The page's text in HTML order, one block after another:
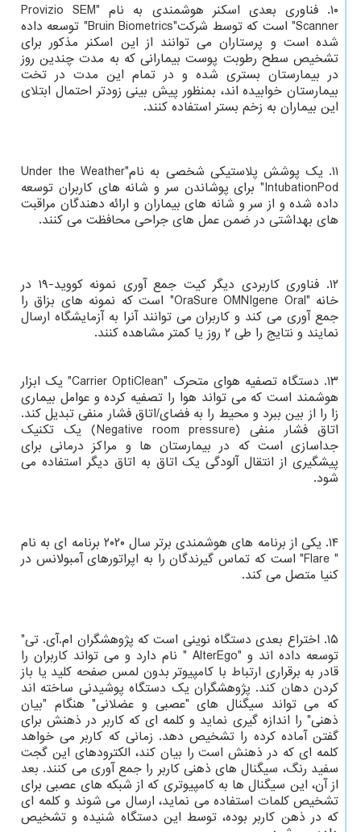
۱۰. فناوری بعدی اسکنر هوشمندی به نام "Provizio SEM
Scanner" است که توسط شرکت"Bruin Biometrics" توسعه داده
شده است و پرستاران می توانند از این اسکنر مذکور برای
تشخیص سطح رطوبت پوست بیمارانی که به مدت چندین روز
در بیمارستان بستری شده و در تمام این مدت در تخت
بیمارستان خوابیده اند، بمنظور پیش بینی زودتر احتمال ابتلای
این بیماران به زخم بستر استفاده کنند.
۱۱. یک پوشش پلاستیکی شخصی به نام"Under the Weather
IntubationPod" برای پوشاندن سر و شانه های کاربران توسعه
داده شده و از سر و شانه های بیماران و ارائه دهندگان مراقبت
های بهداشتی در ضمن عمل های جراحی محافظت می کنند.
۱۲. فناوری کاربردی دیگر کیت جمع آوری نمونه کووید-۱۹ در
خانه "OraSure OMNIgene Oral" است که نمونه های بزاق را
جمع آوری می کند و کاربران می توانند آنرا به آزمایشگاه ارسال
نمایند و نتایج را طی ۲ روز یا کمتر مشاهده کنند.
۱۳. دستگاه تصفیه هوای متحرک "Carrier OptiClean" یک ابزار
هوشمند است که می تواند هوا را تصفیه کرده و عوامل بیماری
زا را از بین ببرد و محیط را به فضای/اتاق فشار منفی تبدیل کند.
اتاق فشار منفی (Negative room pressure) یک تکنیک
جداسازی است که در بیمارستان ها و مراکز درمانی برای
پیشگیری از انتقال آلودگی یک اتاق به اتاق دیگر استفاده می
شود.
۱۴. یکی از برنامه های هوشمندی برتر سال ۲۰۲۰ برنامه ای به نام
" Flare" است که تماس گیرندگان را به اپراتورهای آمبولانس در
کنیا متصل می کند.
۱۵. اختراع بعدی دستگاه نوینی است که پژوهشگران ام.آی. تی"
توسعه داده اند و "AlterEgo " نام دارد و می تواند کاربران را
قادر به برقراری ارتباط با کامپیوتر بدون لمس صفحه کلید یا باز
کردن دهان کند. پژوهشگران یک دستگاه پوشیدنی ساخته اند
که می تواند سیگنال های "عصبی و عضلانی" هنگام "بیان
ذهنی" را اندازه گیری نماید و کلمه ای که کاربر در ذهنش برای
گفتن آماده کرده را تشخیص دهد. زمانی که کاربر می خواهد
کلمه ای که در ذهنش است را بیان کند، الکترودهای این گجت
سفید رنگ، سیگنال های ذهنی کاربر را جمع آوری می کنند. بعد
از آن، این سیگنال ها به کامپیوتری که از شبکه های عصبی برای
تشخیص کلمات استفاده می نماید، ارسال می شوند و کلمه ای
که در ذهن کاربر بوده، توسط این دستگاه شنیده و تشخیص